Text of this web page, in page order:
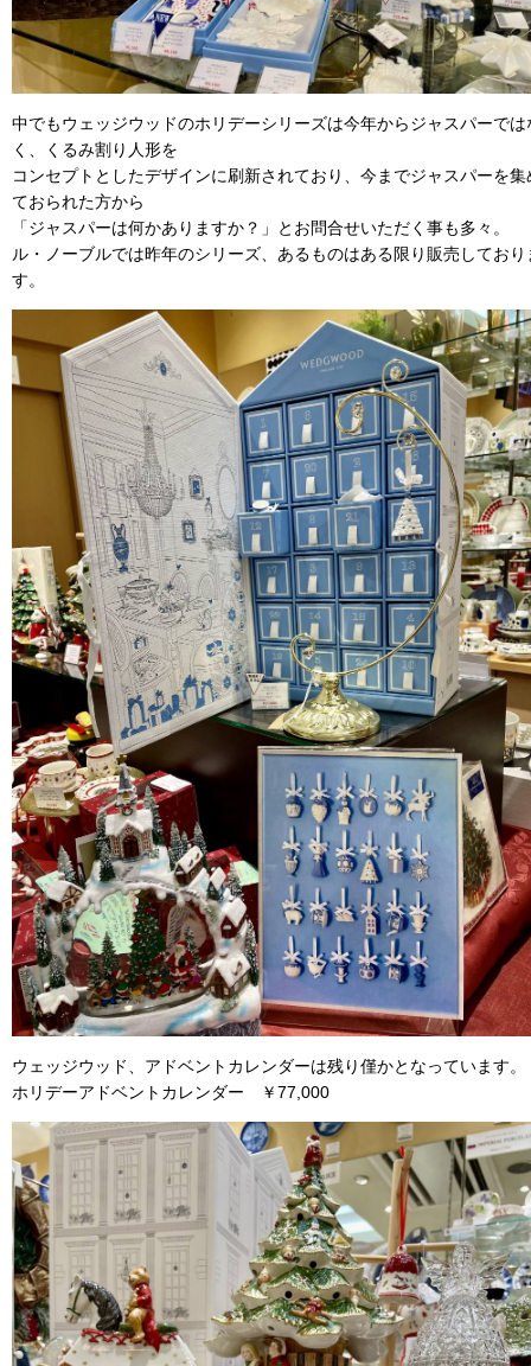
中でもウェッジウッドのホリデーシリーズは今年からジャスパーでは
く、くるみ割り人形を
コンセプトとしたデザインに刷新されており、今までジャスパーを集
ておられた方から
「ジャスパーは何かありますか？」とお問合せいただく事も多々。
ル・ノーブルでは昨年のシリーズ、あるものはある限り販売しており
す。
ウェッジウッド、アドベントカレンダーは残り僅かとなっています。
ホリデーアドベントカレンダー ￥77,000